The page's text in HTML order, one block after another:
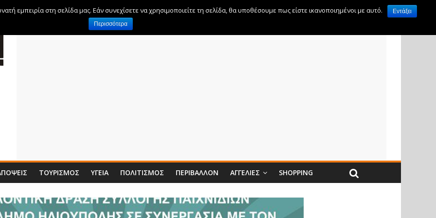
ΤΟΥΡΙΣΜΌΣ ΥΓΕΊΑ ΠΟΛΙΤΙΣΜΌΣ ΠΕΡΙΒΆΛΛΟΝ ΑΓΓΕΛΊΕΣ SHOPPING
εμπειρία στη σελίδα μας. Εάν συνεχίσετε να χρησιμοποιείτε τη σελίδα, θα υποθέσουμε πως είστε ικανοποιημένοι με αυτό.
Εντάξει
Περισσότερα